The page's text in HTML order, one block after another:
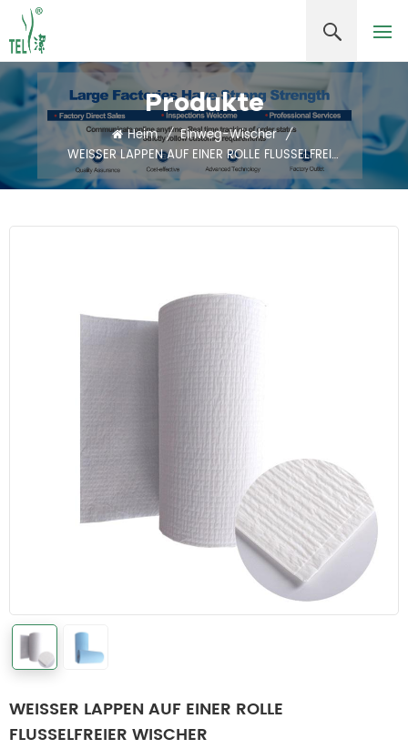
Produkte
Heim / Einweg-Wischer /
WEISSER LAPPEN AUF EINER ROLLE FLUSSELFREIER WISCHER
WEISSER LAPPEN AUF EINER ROLLE
FLUSSELFREIER WISCHER